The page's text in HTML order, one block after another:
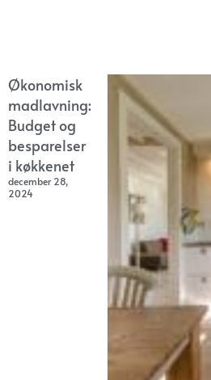
Økonomisk
madlavning:
Budget og
besparelser
i køkkenet
december 28,
2024